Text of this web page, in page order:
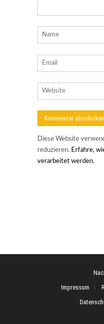
Diese Website
reduzieren. Erfahre,
verarbeitet werden.
Impressum